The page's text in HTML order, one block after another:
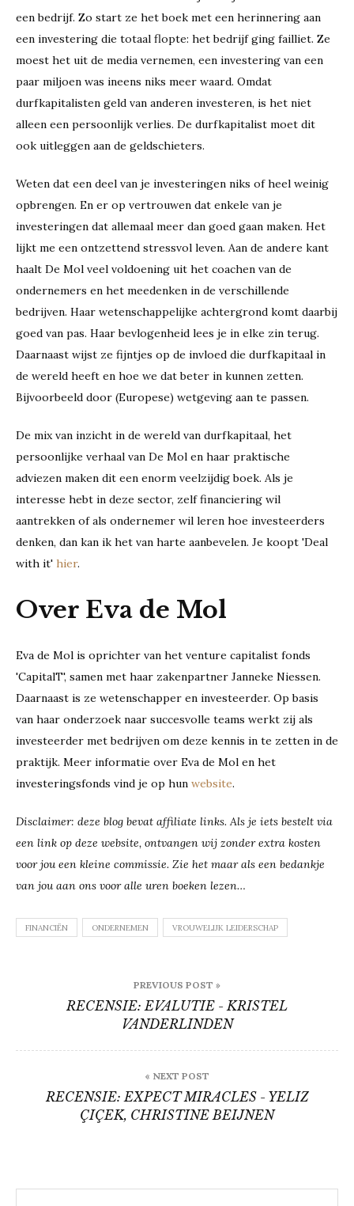
een bedrijf. Zo start ze het boek met een herinnering aan
een investering die totaal flopte: het bedrijf ging failliet. Ze
moest het uit de media vernemen, een investering van een
paar miljoen was ineens niks meer waard. Omdat
durfkapitalisten geld van anderen investeren, is het niet
alleen een persoonlijk verlies. De durfkapitalist moet dit
ook uitleggen aan de geldschieters.
Weten dat een deel van je investeringen niks of heel weinig
opbrengen. En er op vertrouwen dat enkele van je
investeringen dat allemaal meer dan goed gaan maken. Het
lijkt me een ontzettend stressvol leven. Aan de andere kant
haalt De Mol veel voldoening uit het coachen van de
ondernemers en het meedenken in de verschillende
bedrijven. Haar wetenschappelijke achtergrond komt daarbij
goed van pas. Haar bevlogenheid lees je in elke zin terug.
Daarnaast wijst ze fijntjes op de invloed die durfkapitaal in
de wereld heeft en hoe we dat beter in kunnen zetten.
Bijvoorbeeld door (Europese) wetgeving aan te passen.
De mix van inzicht in de wereld van durfkapitaal, het
persoonlijke verhaal van De Mol en haar praktische
adviezen maken dit een enorm veelzijdig boek. Als je
interesse hebt in deze sector, zelf financiering wil
aantrekken of als ondernemer wil leren hoe investeerders
denken, dan kan ik het van harte aanbevelen. Je koopt 'Deal
with it' hier.
Over Eva de Mol
Eva de Mol is oprichter van het venture capitalist fonds
'CapitalT', samen met haar zakenpartner Janneke Niessen.
Daarnaast is ze wetenschapper en investeerder. Op basis
van haar onderzoek naar succesvolle teams werkt zij als
investeerder met bedrijven om deze kennis in te zetten in de
praktijk. Meer informatie over Eva de Mol en het
investeringsfonds vind je op hun website.
Disclaimer: deze blog bevat affiliate links. Als je iets bestelt via
een link op deze website, ontvangen wij zonder extra kosten
voor jou een kleine commissie. Zie het maar als een bedankje
van jou aan ons voor alle uren boeken lezen…
FINANCIËN ONDERNEMEN VROUWELIJK LEIDERSCHAP
navigatie
PREVIOUS POST »
RECENSIE: EVALUTIE - KRISTEL
VANDERLINDEN
« NEXT POST
RECENSIE: EXPECT MIRACLES - YELIZ
ÇIÇEK, CHRISTINE BEIJNEN